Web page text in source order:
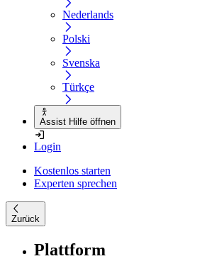
Nederlands
Polski
Svenska
Türkçe
Assist Hilfe öffnen
Login
Kostenlos starten
Experten sprechen
Zurück
Plattform